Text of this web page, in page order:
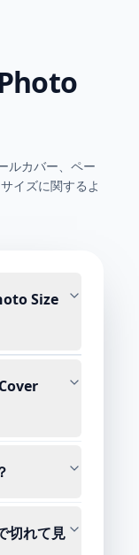
ルカバー、ペー
イズに関するよ
Size
切れて見